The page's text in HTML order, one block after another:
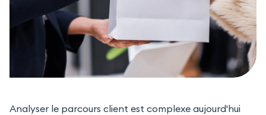
Analyser le parcours client est complexe aujourd'hui